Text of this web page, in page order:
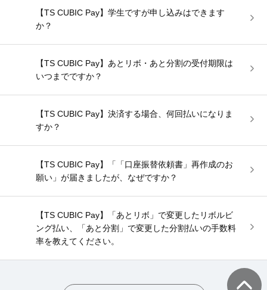
【TS CUBIC Pay】学生ですが申し込みはできます
か？
【TS CUBIC Pay】あとリボ・あと分割の受付期限は
いつまでですか？
【TS CUBIC Pay】決済する場合、何回払いになりま
すか？
【TS CUBIC Pay】「「口座振替依頼書」再作成のお
願い」が届きましたが、なぜですか？
【TS CUBIC Pay】「あとリボ」で変更したリボルビ
ング払い、「あと分割」で変更した分割払いの手数料
率を教えてください。